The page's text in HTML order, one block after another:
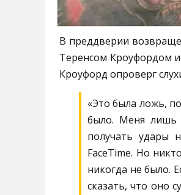
В преддверии
Теренсом Кроуфордом
Кроуфорд опроверг
«Это была ложь,
было. Меня лишь
получать удары
FaceTime. Но
никогда не было.
сказать, что оно